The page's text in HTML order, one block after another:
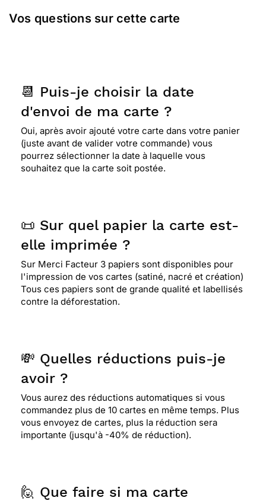
Vos questions sur cette carte
📆 Puis-je choisir la date
d'envoi de ma carte ?
Oui, après avoir ajouté votre carte dans votre panier
(juste avant de valider votre commande) vous
pourrez sélectionner la date à laquelle vous
souhaitez que la carte soit postée.
📜 Sur quel papier la carte est-
elle imprimée ?
Sur Merci Facteur 3 papiers sont disponibles pour
l'impression de vos cartes (satiné, nacré et création)
Tous ces papiers sont de grande qualité et labellisés
contre la déforestation.
💸 Quelles réductions puis-je
avoir ?
Vous aurez des réductions automatiques si vous
commandez plus de 10 cartes en même temps. Plus
vous envoyez de cartes, plus la réduction sera
importante (jusqu'à -40% de réduction).
🙋 Que faire si ma carte